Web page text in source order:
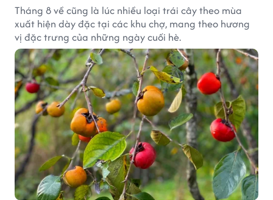
Tháng 8 về cũng là lúc nhiều loại trái cây theo mùa
xuất hiện dày đặc tại các khu chợ, mang theo hương
vị đặc trưng của những ngày cuối hè.